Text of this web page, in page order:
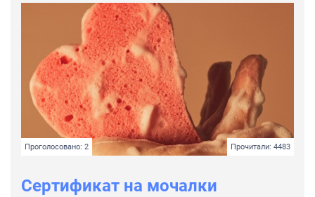
Проголосовано: 2 Прочитали: 4483
Сертификат на мочалки